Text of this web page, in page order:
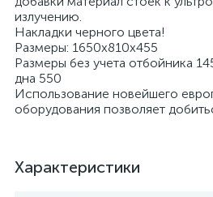
излучению.
Накладки черного цвета!
Размеры: 1650х810х455
Размеры без учета отбойника
дна 550
Использование новейшего
оборудования позволяет
Характеристики